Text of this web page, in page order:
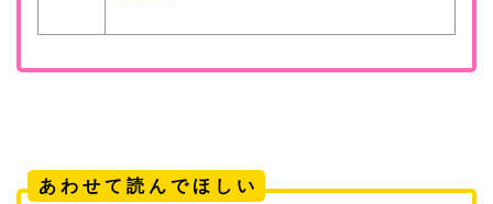
あ わ せ て 読 ん で ほ し い